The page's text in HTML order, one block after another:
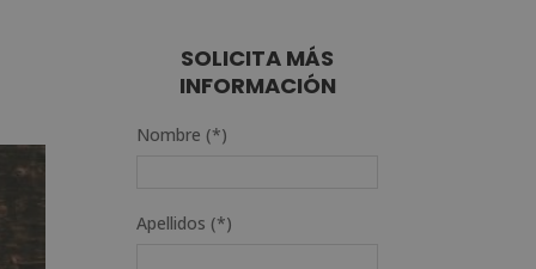
SOLICITA MÁS
INFORMACIÓN
Nombre (*)
Apellidos (*)